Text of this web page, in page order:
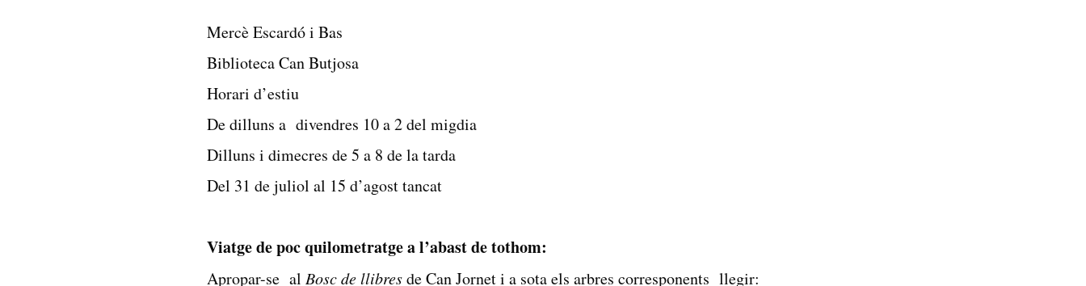
Mercè Escardó i Bas
Biblioteca Can Butjosa
Horari d’estiu
De dilluns a divendres 10 a 2 del migdia
Dilluns i dimecres de 5 a 8 de la tarda
Del 31 de juliol al 15 d’agost tancat
Viatge de poc quilometratge a l’abast de tothom:
Apropar-se alBosc de llibresde Can Jornet i a sota els arbres corresponents llegir: